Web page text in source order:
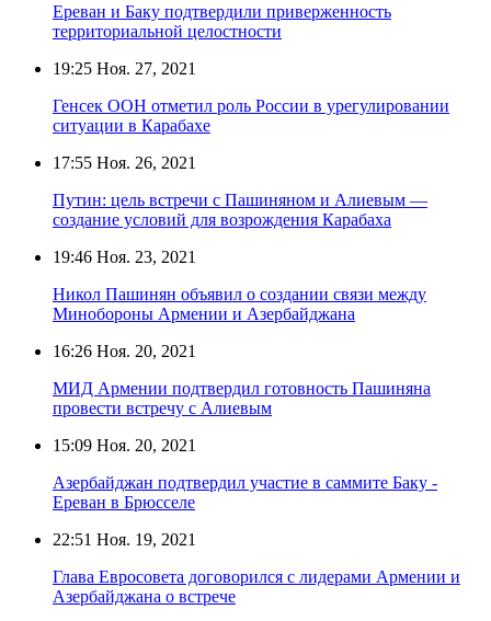
Ереван и Баку подтвердили приверженность
территориальной целостности
19:25 Ноя. 27, 2021
Генсек ООН отметил роль России в урегулировании
ситуации в Карабахе
17:55 Ноя. 26, 2021
Путин: цель встречи с Пашиняном и Алиевым —
создание условий для возрождения Карабаха
19:46 Ноя. 23, 2021
Никол Пашинян объявил о создании связи между
Минобороны Армении и Азербайджана
16:26 Ноя. 20, 2021
МИД Армении подтвердил готовность Пашиняна
провести встречу с Алиевым
15:09 Ноя. 20, 2021
Азербайджан подтвердил участие в саммите Баку -
Ереван в Брюсселе
22:51 Ноя. 19, 2021
Глава Евросовета договорился с лидерами Армении и
Азербайджана о встрече